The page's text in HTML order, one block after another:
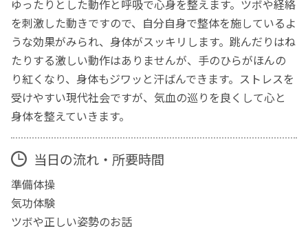
ゆったりとした動作と呼吸で心身を整えます。ツボや経絡
を刺激した動きですので、自分自身で整体を施しているよ
うな効果がみられ、身体がスッキリします。跳んだりはね
たりする激しい動作はありませんが、手のひらがほんの
り紅くなり、身体もジワッと汗ばんできます。ストレスを
受けやすい現代社会ですが、気血の巡りを良くして心と
身体を整えていきます。
当日の流れ・所要時間
準備体操
気功体験
ツボや正しい姿勢のお話